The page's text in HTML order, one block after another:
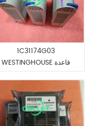
1C31174G03
WESTINGHOUSE قاعدة
التحكم في عملية الإباضة